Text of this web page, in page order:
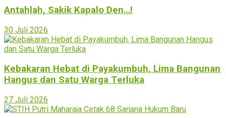
Antahlah, Sakik Kapalo Den…!
30 Juli 2026
Kebakaran Hebat di Payakumbuh, Lima Bangunan
Hangus dan Satu Warga Terluka
27 Juli 2026